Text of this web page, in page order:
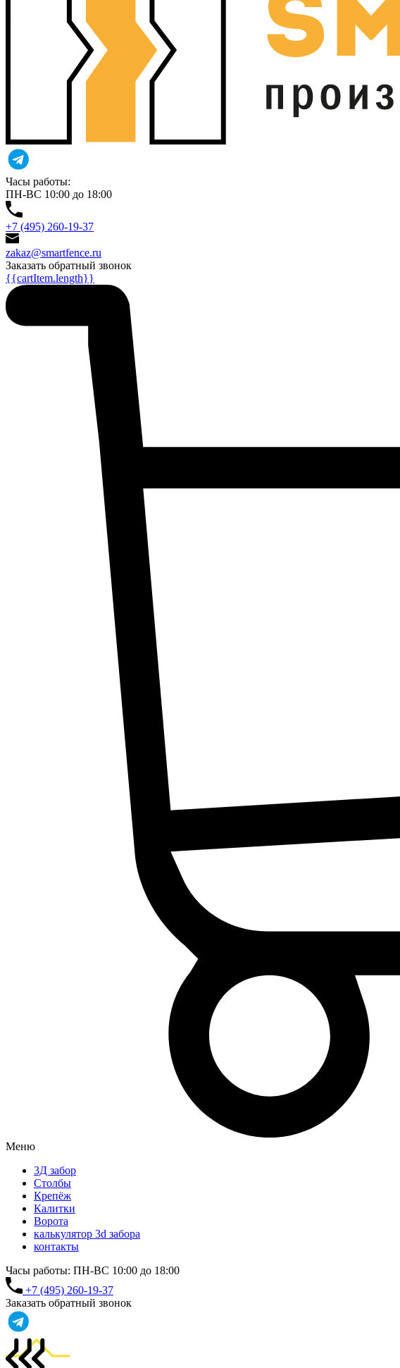
Часы работы:
ПН-ВС 10:00 до 18:00
+7 (495) 260-19-37
zakaz@smartfence.ru
Заказать обратный звонок
{{cartItem.length}}
Меню
3Д забор
Столбы
Крепёж
Калитки
Ворота
калькулятор 3d забора
контакты
Часы работы: ПН-ВС 10:00 до 18:00
+7 (495) 260-19-37
Заказать обратный звонок